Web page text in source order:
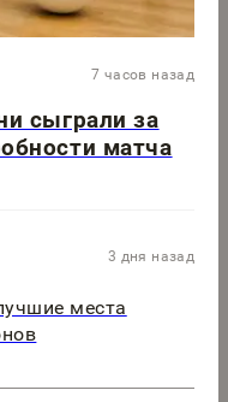
7 часов назад
сыграли за
матча
3 дня назад
места